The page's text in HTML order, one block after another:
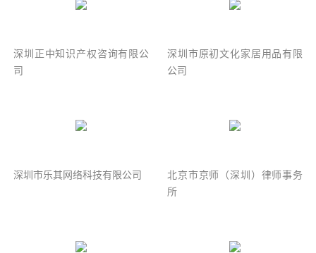
深圳正中知识产权咨询有限公
司
深圳市原初文化家居用品有限
公司
深圳市乐其网络科技有限公司
北京市京师（深圳）律师事务
所